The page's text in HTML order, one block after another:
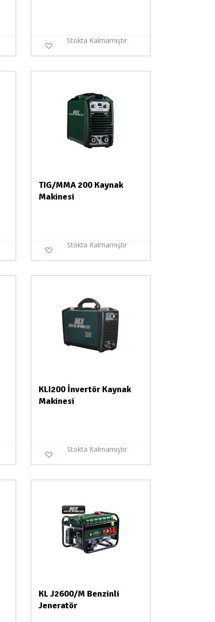
Stokta Kalmamıştır
TIG/MMA 200 Kaynak
Makinesi
Stokta Kalmamıştır
KLI200 İnvertör Kaynak
Makinesi
Stokta Kalmamıştır
KL J2600/M Benzinli
Jeneratör